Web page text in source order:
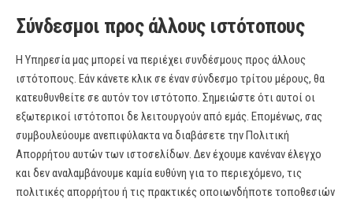
Σύνδεσμοι προς άλλους ιστότοπους
Η Υπηρεσία μας μπορεί να περιέχει συνδέσμους προς άλλους
ιστότοπους. Εάν κάνετε κλικ σε έναν σύνδεσμο τρίτου μέρους, θα
κατευθυνθείτε σε αυτόν τον ιστότοπο. Σημειώστε ότι αυτοί οι
εξωτερικοί ιστότοποι δε λειτουργούν από εμάς. Επομένως, σας
συμβουλεύουμε ανεπιφύλακτα να διαβάσετε την Πολιτική
Απορρήτου αυτών των ιστοσελίδων. Δεν έχουμε κανέναν έλεγχο
και δεν αναλαμβάνουμε καμία ευθύνη για το περιεχόμενο, τις
πολιτικές απορρήτου ή τις πρακτικές οποιωνδήποτε τοποθεσιών